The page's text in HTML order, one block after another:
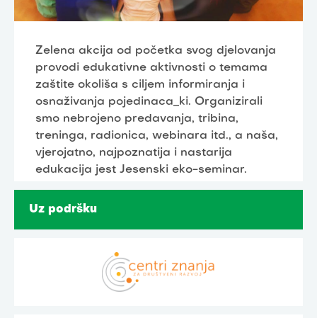
Zelena akcija od početka svog djelovanja
provodi edukativne aktivnosti o temama
zaštite okoliša s ciljem informiranja i
osnaživanja pojedinaca_ki. Organizirali
smo nebrojeno predavanja, tribina,
treninga, radionica, webinara itd., a naša,
vjerojatno, najpoznatija i nastarija
edukacija jest Jesenski eko-seminar.
Uz podršku